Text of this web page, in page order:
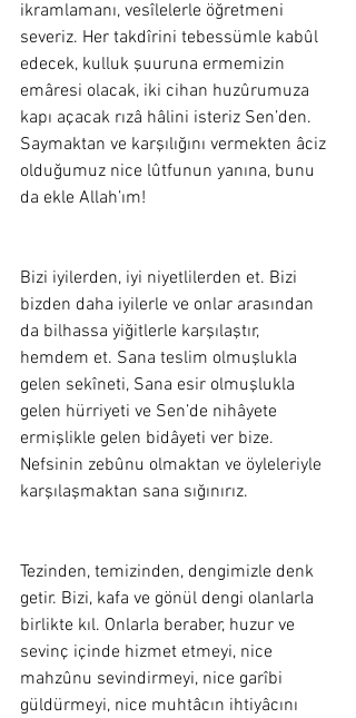
ikramlamanı, vesîlelerle öğretmeni
severiz. Her takdîrini tebessümle kabûl
edecek, kulluk şuuruna ermemizin
emâresi olacak, iki cihan huzûrumuza
kapı açacak rızâ hâlini isteriz Sen’den.
Saymaktan ve karşılığını vermekten âciz
olduğumuz nice lûtfunun yanına, bunu
da ekle Allah’ım!
Bizi iyilerden, iyi niyetlilerden et. Bizi
bizden daha iyilerle ve onlar arasından
da bilhassa yiğitlerle karşılaştır,
hemdem et. Sana teslim olmuşlukla
gelen sekîneti, Sana esir olmuşlukla
gelen hürriyeti ve Sen’de nihâyete
ermişlikle gelen bidâyeti ver bize.
Nefsinin zebûnu olmaktan ve öyleleriyle
karşılaşmaktan sana sığınırız.
Tezinden, temizinden, dengimizle denk
getir. Bizi, kafa ve gönül dengi olanlarla
birlikte kıl. Onlarla beraber, huzur ve
sevinç içinde hizmet etmeyi, nice
mahzûnu sevindirmeyi, nice garîbi
güldürmeyi, nice muhtâcın ihtiyâcını